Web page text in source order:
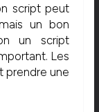
script peut
un bon
un script
Les
prendre une